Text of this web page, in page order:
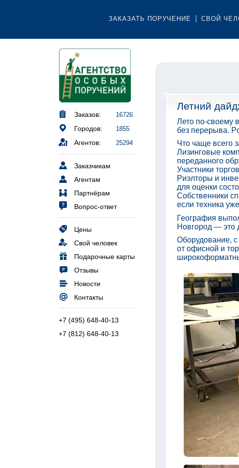
ЗАКАЗАТЬ ПОРУЧЕНИЕ СВОЙ
Заказов: 16726
Городов: 1855
Агентов: 25294
Заказчикам
Агентам
Партнёрам
Вопрос-ответ
Цены
Свой человек
Подарочные карты
Отзывы
Новости
Контакты
+7 (495) 648-40-13
+7 (812) 648-40-13
Летний
Лето по-своему
без перерыва.
Что чаще всего
Лизинговые
переданного
Участники
Риэлторы и
для оценки
Собственники
если техника
География
Новгород — это
Оборудование,
от офисной и